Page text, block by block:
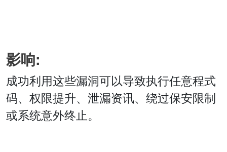
影响:
成功利用这些漏洞可以导致执行任意程式
码、权限提升、泄漏资讯、绕过保安限制
或系统意外终止。